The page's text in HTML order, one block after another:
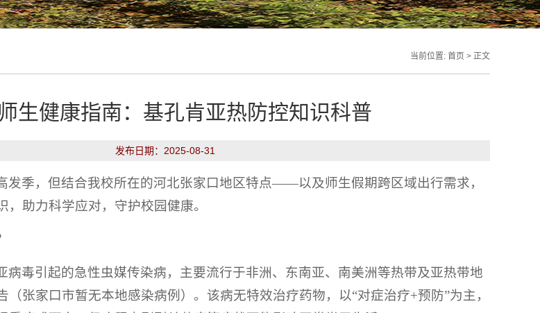
当前位置: 首页 > 正文
生健康指南：基孔肯亚热防控知识科普
发布日期：2025-08-31
发季，但结合我校所在的河北张家口地区特点——以及师生假期跨区域出行需求，
助力科学应对，守护校园健康。
病毒引起的急性虫媒传染病，主要流行于非洲、东南亚、南美洲等热带及亚热带地
（张家口市暂无本地感染病例）。该病无特效治疗药物，以“对症治疗+预防”为主，